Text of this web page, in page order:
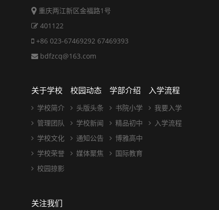
重庆两江新区金福路1号
401122
+86 023-67469292 67469393
bdfzcq@163.com
关于学校
学校简介
管理团队
学校文化
学校荣誉
校园掠影
校园动态
头版头条
学校新闻
通知公告
媒体聚焦
学部介绍
书院小学
精品初中
博雅高中
国际教育
入学流程
我要入学
入学流程
关注我们